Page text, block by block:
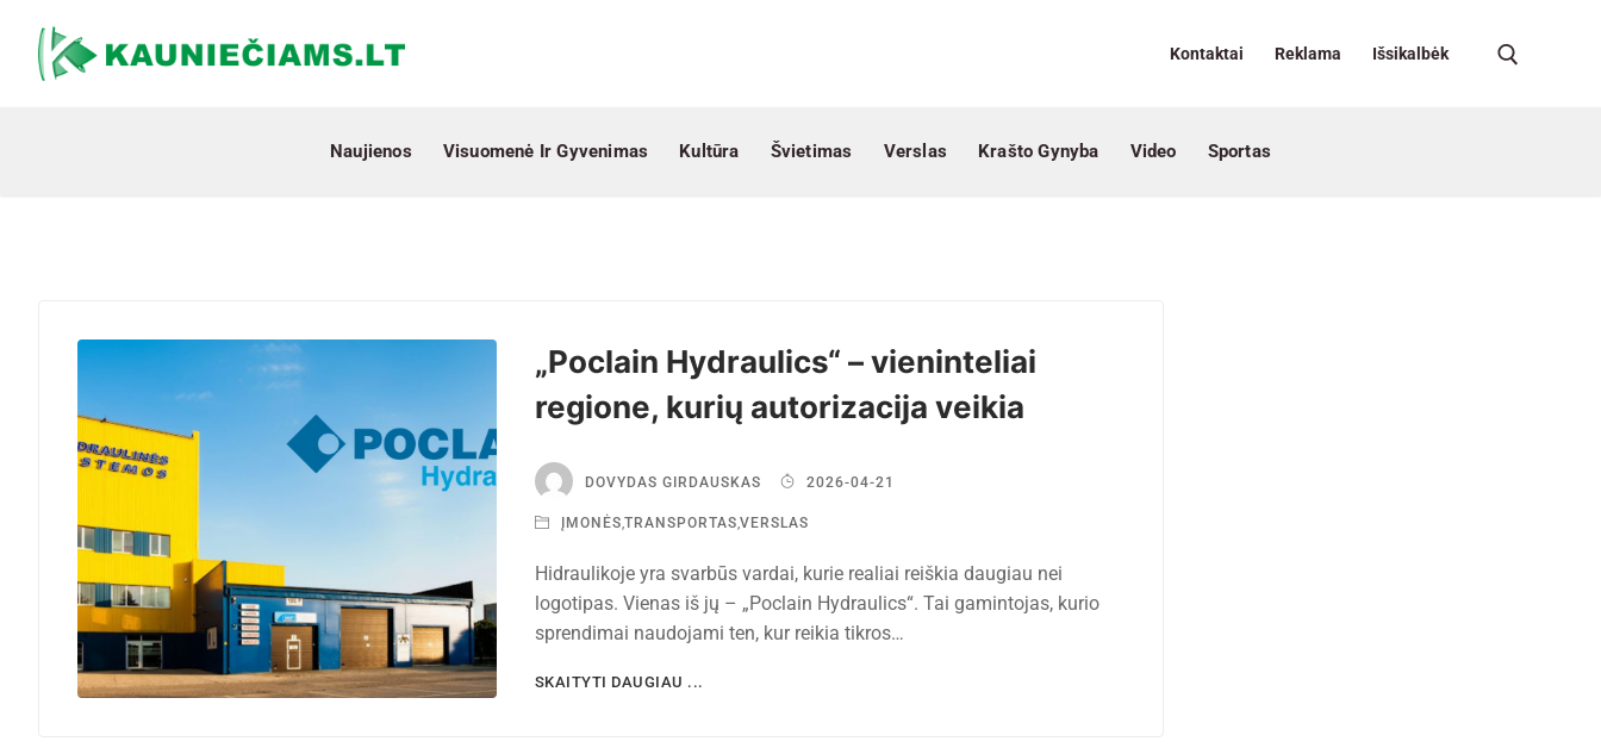
Kontaktai Reklama Išsikalbėk
Naujienos Visuomenė Ir Gyvenimas Kultūra Švietimas Verslas Krašto Gynyba Video Sportas
„Poclain Hydraulics“ – vieninteliai
regione, kurių autorizacija veikia
DOVYDAS GIRDAUSKAS 2026-04-21
ĮMONĖS,TRANSPORTAS,VERSLAS
Hidraulikoje yra svarbūs vardai, kurie realiai reiškia daugiau nei
logotipas. Vienas iš jų – „Poclain Hydraulics“. Tai gamintojas, kurio
sprendimai naudojami ten, kur reikia tikros…
SKAITYTI DAUGIAU ...